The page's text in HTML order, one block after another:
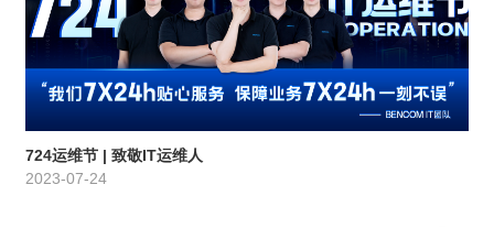
724运维节 | 致敬IT运维人
2023-07-24